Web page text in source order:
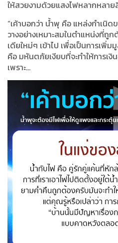
ให้สวยงามด้วยแสงไฟหลากหลาย
“เค้าบอกว่า น้ำพุ คือ แหล่งกำเนิด
วางอย่างเหมาะสมในตำแหน่งที่ถู
เดียใหม่ๆ เข้าไป เพื่อเป็นการเพิ่
คือ มหันตภัยเงียบที่จะทำให้การเ
เพราะ...